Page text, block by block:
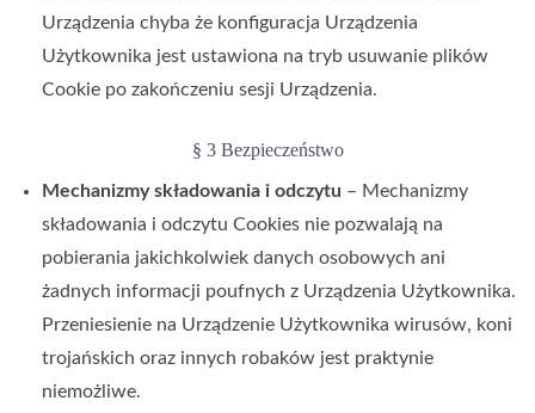
Urządzenia chyba że konfiguracja Urządzenia
Użytkownika jest ustawiona na tryb usuwanie plików
Cookie po zakończeniu sesji Urządzenia.
§ 3 Bezpieczeństwo
Mechanizmy składowania i odczytu – Mechanizmy
składowania i odczytu Cookies nie pozwalają na
pobierania jakichkolwiek danych osobowych ani
żadnych informacji poufnych z Urządzenia Użytkownika.
Przeniesienie na Urządzenie Użytkownika wirusów, koni
trojańskich oraz innych robaków jest praktynie
niemożliwe.